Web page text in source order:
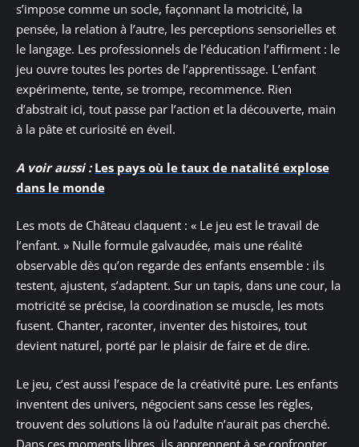
s’impose comme un socle, façonnant la motricité, la
pensée, la relation à l’autre, les perceptions sensorielles et
le langage. Les professionnels de l’éducation l’affirment : le
jeu ouvre toutes les portes de l’apprentissage. L’enfant
expérimente, tente, se trompe, recommence. Rien
d’abstrait ici, tout passe par l’action et la découverte, main
à la pâte et curiosité en éveil.
A voir aussi : Les pays où le taux de natalité explose
dans le monde
Les mots de Château claquent : « Le jeu est le travail de
l’enfant. » Nulle formule galvaudée, mais une réalité
observable dès qu’on regarde des enfants ensemble : ils
testent, ajustent, s’adaptent. Sur un tapis, dans une cour, la
motricité se précise, la coordination se muscle, les mots
fusent. Chanter, raconter, inventer des histoires, tout
devient naturel, porté par le plaisir de faire et de dire.
Le jeu, c’est aussi l’espace de la créativité pure. Les enfants
inventent des univers, négocient sans cesse les règles,
trouvent des solutions là où l’adulte n’aurait pas cherché.
Dans ces moments libres, ils apprennent à se confronter